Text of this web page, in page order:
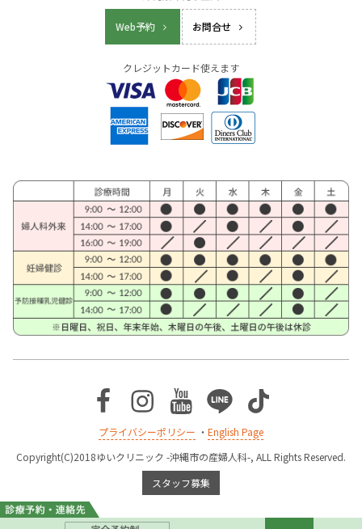
Web予約 お問合せ
クレジットカード使えます
Facebook
Instagram
Youtube
LineTikTok
プライバシーポリシー ・ English Page
Copyright(C)2018ゆいクリニック -沖縄市の産婦人科-, ALL Rights Reserved.
スタッフ募集